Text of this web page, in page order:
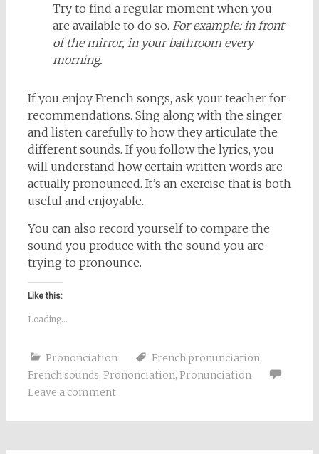
Try to find a regular moment when you
are available to do so. For example: in front
of the mirror, in your bathroom every
morning.
If you enjoy French songs, ask your teacher for
recommendations. Sing along with the singer
and listen carefully to how they articulate the
different sounds. If you follow the lyrics, you
will understand how certain written words are
actually pronounced. It’s an exercise that is both
useful and enjoyable.
You can also record yourself to compare the
sound you produce with the sound you are
trying to pronounce.
Like this:
Loading...
Prononciation French pronunciation,
French sounds, Prononciation, Pronunciation
Leave a comment